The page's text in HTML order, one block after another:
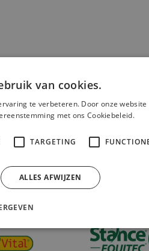
Ga naar de website
van cookies.
te verbeteren. Door onze website
met ons Cookiebeleid.
TARGETING
ALLES AFWIJZEN